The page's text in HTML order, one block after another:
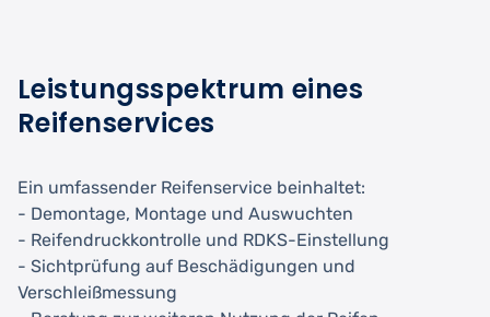
Leistungsspektrum eines
Reifenservices
Ein umfassender Reifenservice beinhaltet:
- Demontage, Montage und Auswuchten
- Reifendruckkontrolle und RDKS-Einstellung
- Sichtprüfung auf Beschädigungen und
Verschleißmessung